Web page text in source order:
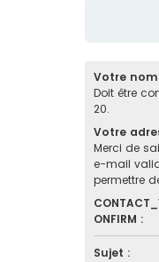
Votre
Doit être
20.
Votre
Merci de
e-mail
permettre
ONFIRM :
Sujet :